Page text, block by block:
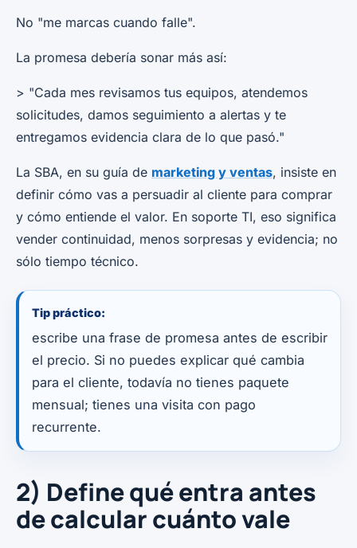
No "me marcas cuando falle".
La promesa debería sonar más así:
> "Cada mes revisamos tus equipos, atendemos
solicitudes, damos seguimiento a alertas y te
entregamos evidencia clara de lo que pasó."
La SBA, en su guía de marketing y ventas, insiste en
definir cómo vas a persuadir al cliente para comprar
y cómo entiende el valor. En soporte TI, eso significa
vender continuidad, menos sorpresas y evidencia; no
sólo tiempo técnico.
Tip práctico:
escribe una frase de promesa antes de escribir
el precio. Si no puedes explicar qué cambia
para el cliente, todavía no tienes paquete
mensual; tienes una visita con pago
recurrente.
2) Define qué entra antes
de calcular cuánto vale